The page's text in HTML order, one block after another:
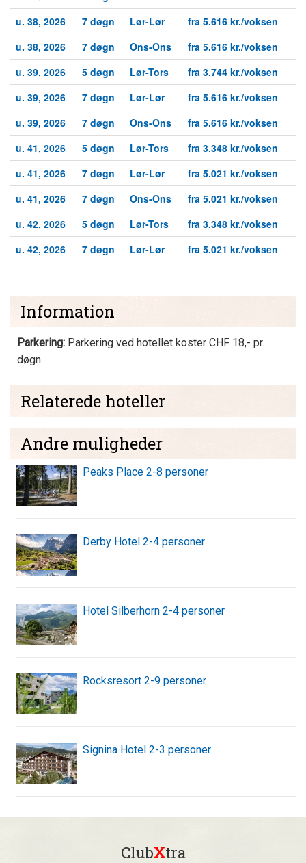
u. 38, 2026
7 døgn Lør-Lør
fra 5.616 kr./voksen
u. 38, 2026
7 døgn Ons-Ons
fra 5.616 kr./voksen
u. 39, 2026
5 døgn Lør-Tors
fra 3.744 kr./voksen
u. 39, 2026
7 døgn Lør-Lør
fra 5.616 kr./voksen
u. 39, 2026
7 døgn Ons-Ons
fra 5.616 kr./voksen
u. 41, 2026
5 døgn Lør-Tors
fra 3.348 kr./voksen
u. 41, 2026
7 døgn Lør-Lør
fra 5.021 kr./voksen
u. 41, 2026
7 døgn Ons-Ons
fra 5.021 kr./voksen
u. 42, 2026
5 døgn Lør-Tors
fra 3.348 kr./voksen
u. 42, 2026
7 døgn Lør-Lør fra 5.021 kr./voksen
Information
Parkering: Parkering ved hotellet koster CHF 18,- pr.
døgn.
Relaterede hoteller
Andre muligheder
Peaks Place 2-8 personer
Derby Hotel 2-4 personer
Hotel Silberhorn 2-4 personer
Rocksresort 2-9 personer
Signina Hotel 2-3 personer
ClubXtra